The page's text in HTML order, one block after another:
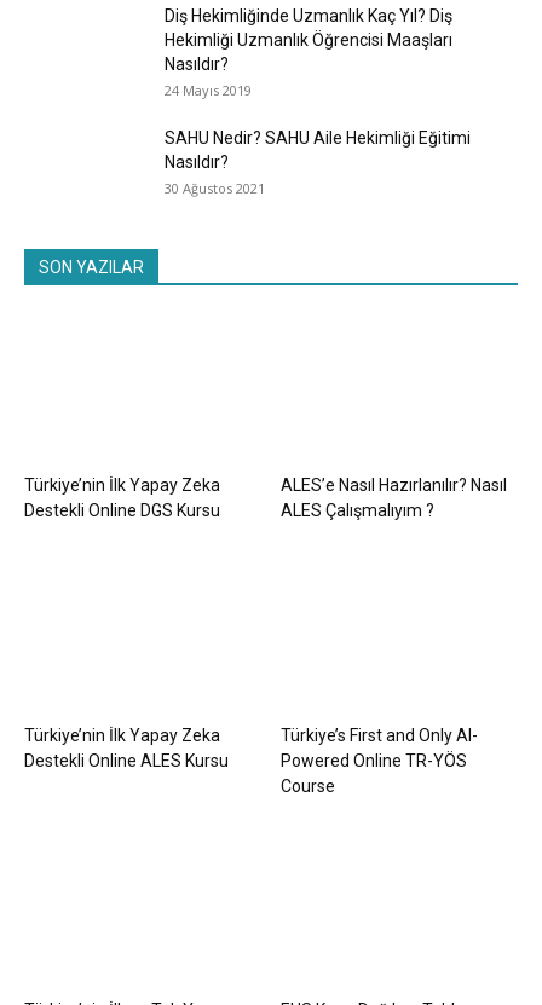
Diş Hekimliğinde Uzmanlık Kaç Yıl? Diş
Hekimliği Uzmanlık Öğrencisi Maaşları
Nasıldır?
24 Mayıs 2019
SAHU Nedir? SAHU Aile Hekimliği Eğitimi
Nasıldır?
30 Ağustos 2021
SON YAZILAR
Türkiye’nin İlk Yapay Zeka
Destekli Online DGS Kursu
ALES’e Nasıl Hazırlanılır? Nasıl
ALES Çalışmalıyım ?
Türkiye’nin İlk Yapay Zeka
Destekli Online ALES Kursu
Türkiye’s First and Only AI-
Powered Online TR-YÖS
Course